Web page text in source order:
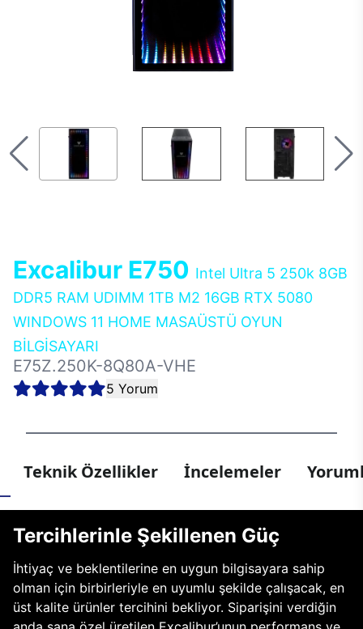
Excalibur E750 Intel Ultra 5 250k 8GB
DDR5 RAM UDIMM 1TB M2 16GB RTX 5080
WINDOWS 11 HOME MASAÜSTÜ OYUN
BİLGİSAYARI
E75Z.250K-8Q80A-VHE
5 Yorum
Teknik Özellikler İncelemeler
Tercihlerinle Şekillenen Güç
İhtiyaç ve beklentilerine en uygun bilgisayara sahip
olman için birbirleriyle en uyumlu şekilde çalışacak, en
üst kalite ürünler tercihini bekliyor. Siparişini verdiğin